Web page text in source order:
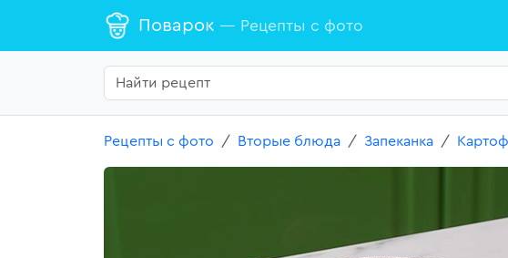
Поварок — Рецепты с фото
Рецепты с фото Вторые блюда Запеканка